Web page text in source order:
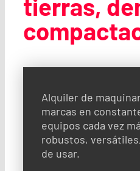
tierras,
Alquiler de
marcas en
equipos cada vez
robustos,
de usar.